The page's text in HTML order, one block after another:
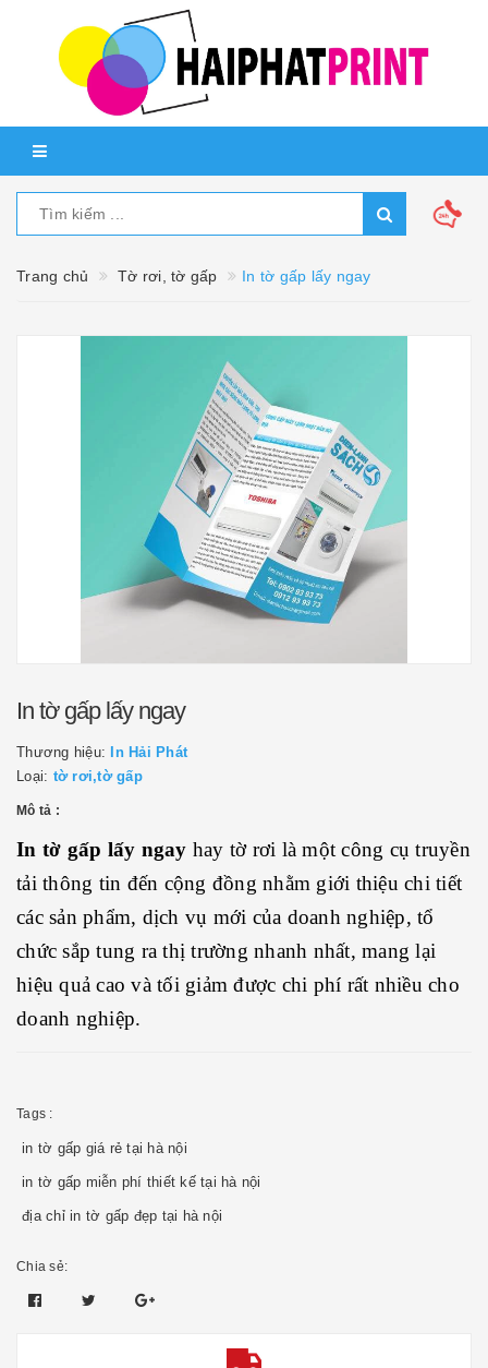
Trang chủ Tờ rơi, tờ gấp In tờ gấp lấy ngay
In tờ gấp lấy ngay
Thương hiệu:
In Hải Phát
Loại: tờ rơi,tờ gấp
Mô tả :
In tờ gấp lấy ngay hay tờ rơi là một công cụ truyền
tải thông tin đến cộng đồng nhằm giới thiệu chi tiết
các sản phẩm, dịch vụ mới của doanh nghiệp, tổ
chức sắp tung ra thị trường nhanh nhất, mang lại
hiệu quả cao và tối giảm được chi phí rất nhiều cho
doanh nghiệp.
Tags :
in tờ gấp giá rẻ tại hà nội
in tờ gấp miễn phí thiết kế tại hà nội
địa chỉ in tờ gấp đẹp tại hà nội
Chia sẻ: